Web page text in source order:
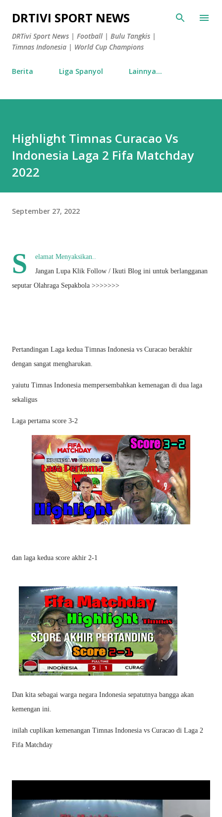
Langsung ke konten utama
DRTIVI SPORT NEWS
DRTivi Sport News | Football | Bulu Tangkis |
Timnas Indonesia | World Cup Champions
Berita Liga Spanyol Lainnya…
Highlight Timnas Curacao Vs
Indonesia Laga 2 Fifa Matchday
2022
September 27, 2022
S
elamat Menyaksikan..
Jangan Lupa Klik Follow / Ikuti Blog ini untuk berlangganan
seputar Olahraga Sepakbola >>>>>>>
Pertandingan Laga kedua Timnas Indonesia vs Curacao berakhir
dengan sangat mengharukan.
yaiutu Timnas Indonesia mempersembahkan kemenagan di dua laga
sekaligus
Laga pertama score 3-2
dan laga kedua score akhir 2-1
Dan kita sebagai warga negara Indonesia sepatutnya bangga akan
kemengan ini.
inilah cuplikan kemenangan Timnas Indonesia vs Curacao di Laga 2
Fifa Matchday